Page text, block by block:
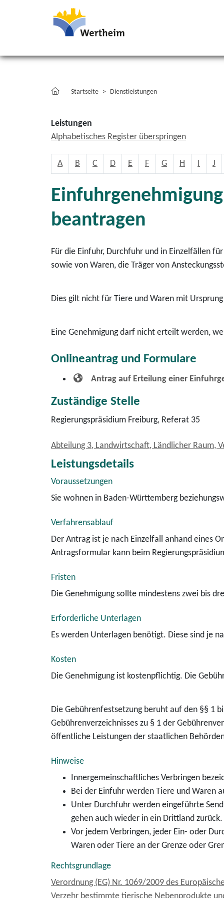
Startseite Dienstleistungen
Leistungen
Alphabetisches Register überspringen
A B C D E F G H I J
beantragen
Für die Einfuhr, Durchfuhr und in Einzelfällen
sowie von Waren, die Träger von
Dies gilt nicht für Tiere und Waren mit
Eine Genehmigung darf nicht erteilt werden,
Onlineantrag und Formulare
Antrag auf Erteilung einer
Zuständige Stelle
Regierungspräsidium Freiburg, Referat 35
Abteilung 3, Landwirtschaft, Ländlicher Raum,
Leistungsdetails
Voraussetzungen
Sie wohnen in Baden-Württemberg
Verfahrensablauf
Der Antrag ist je nach Einzelfall anhand eines
Antragsformular kann beim
Fristen
Die Genehmigung sollte mindestens zwei bis
Erforderliche Unterlagen
Es werden Unterlagen benötigt. Diese sind je
Kosten
Die Genehmigung ist kostenpflichtig. Die
Die Gebührenfestsetzung beruht auf den §§ 1
Gebührenverzeichnisses zu § 1 der
öffentliche Leistungen der staatlichen
Hinweise
Innergemeinschaftliches Verbringen
Bei der Einfuhr werden Tiere und Waren
Unter Durchfuhr werden eingeführte
gehen auch wieder in ein Drittland zurück.
Vor jedem Verbringen, jeder Ein- oder
Waren oder Tiere an der Grenze oder
Rechtsgrundlage
Verordnung (EG) Nr. 1069/2009 des